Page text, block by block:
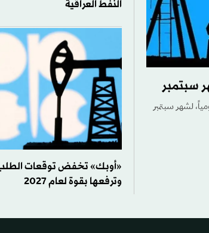
زيادة حصص الإنتاج بنحو 188 ألف برميل يومياً، لشهر سبتمبر
النفط العراقية
وترفعها بقوة لعام 2027